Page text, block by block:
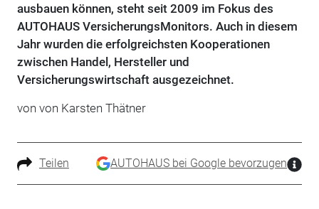
ausbauen können, steht seit 2009 im Fokus des
AUTOHAUS VersicherungsMonitors. Auch in diesem
Jahr wurden die erfolgreichsten Kooperationen
zwischen Handel, Hersteller und
Versicherungswirtschaft ausgezeichnet.
von von Karsten Thätner
Teilen AUTOHAUS bei Google bevorzugen